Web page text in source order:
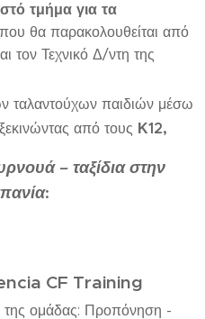
τμήμα για τα
που θα παρακολουθείται από
τον Τεχνικό Δ/ντη της
ταλαντούχων παιδιών μέσω
ξεκινώντας από τους Κ12,
– ταξίδια στην
:
CF Training
της ομάδας: Προπόνηση -